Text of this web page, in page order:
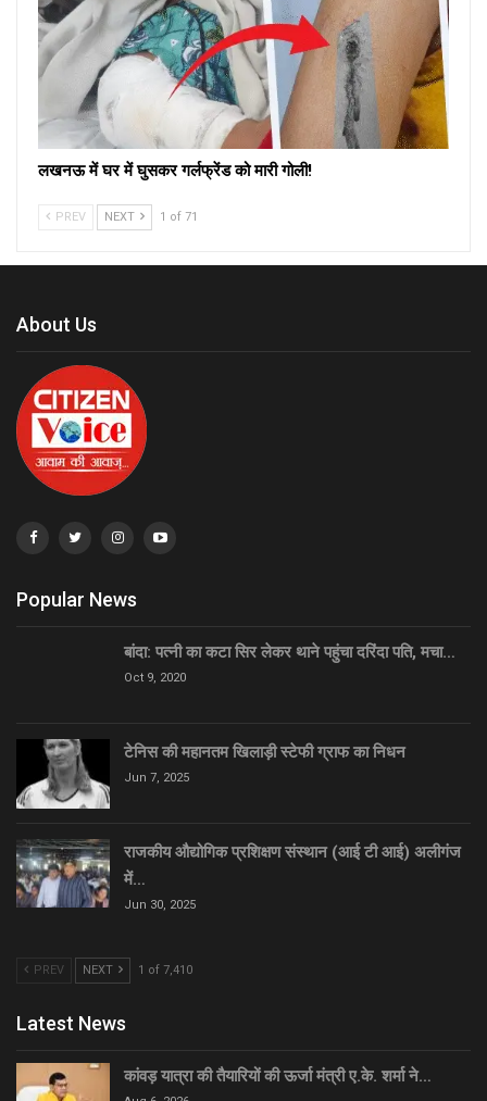
लखनऊ में घर में घुसकर गर्लफ्रेंड को मारी गोली!
PREV NEXT 1 of 71
About Us
Popular News
बांदा: पत्नी का कटा सिर लेकर थाने पहुंचा दरिंदा पति, मचा…
Oct 9, 2020
टेनिस की महानतम खिलाड़ी स्टेफी ग्राफ का निधन
Jun 7, 2025
राजकीय औद्योगिक प्रशिक्षण संस्थान (आई टी आई) अलीगंज
में…
Jun 30, 2025
PREV NEXT 1 of 7,410
Latest News
कांवड़ यात्रा की तैयारियों की ऊर्जा मंत्री ए.के. शर्मा ने…